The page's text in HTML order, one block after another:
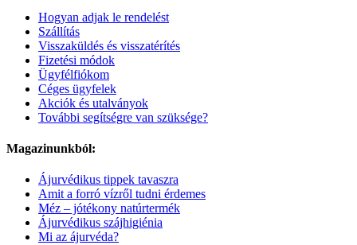
Hogyan adjak le rendelést
Szállítás
Visszaküldés és visszatérítés
Fizetési módok
Ügyfélfiókom
Céges ügyfelek
Akciók és utalványok
További segítségre van szüksége?
Magazinunkból:
Ájurvédikus tippek tavaszra
Amit a forró vízről tudni érdemes
Méz – jótékony natúrtermék
Ájurvédikus szájhigiénia
Mi az ájurvéda?